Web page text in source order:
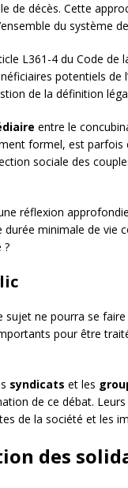
de décès. Cette
du système
L361-4 du Code
potentiels de
de la définition
entre le
formel, est
sociale des
réflexion
durée minimale de vie
?
sujet ne pourra se
pour être
syndicats et les
de ce débat.
de la société et les
des